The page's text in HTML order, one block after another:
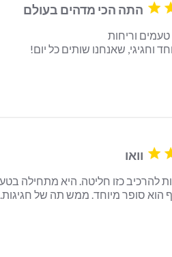
התה הכי מדהים בעולם
כל כך הרבה טעמים וריחות
וחגיגי, שאנחנו שותים כל יום!
וואו
הוא סופר מיוחד. ממש תה של חגיגות.